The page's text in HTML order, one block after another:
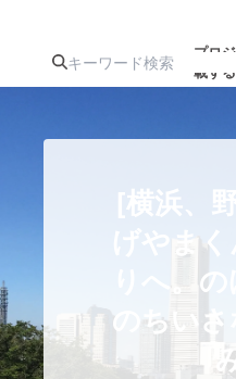
プロ
載す
注目のリ
ターン
注目の新
ジェクト
テクノロジー・ガ
[横浜、
げやま
りへ。
のちいさ